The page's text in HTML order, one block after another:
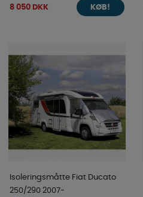
8 050 DKK KØB!
Isoleringsmåtte Fiat Ducato
250/290 2007-